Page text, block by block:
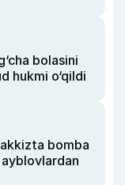
bolasini
hukmi o‘qildi
bomba